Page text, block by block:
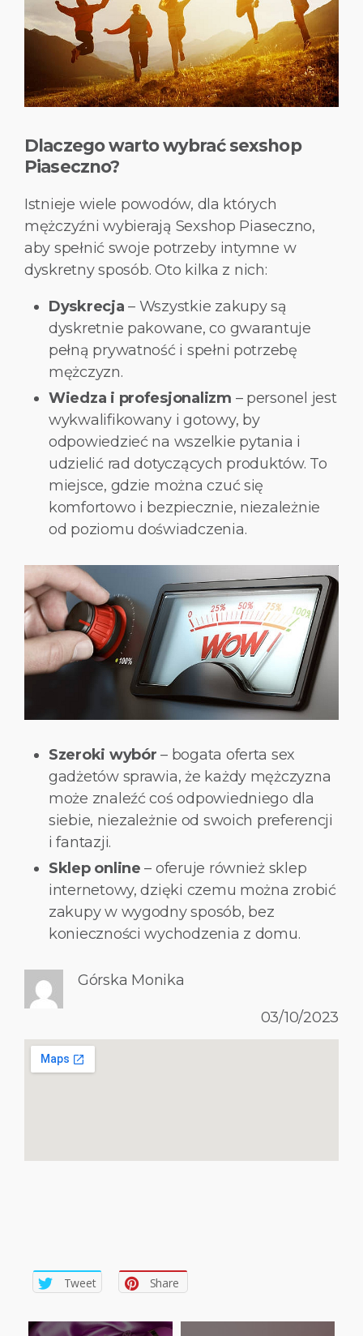
Dlaczego warto wybrać sexshop
Piaseczno?
Istnieje wiele powodów, dla których
mężczyźni wybierają Sexshop Piaseczno,
aby spełnić swoje potrzeby intymne w
dyskretny sposób. Oto kilka z nich:
Dyskrecja – Wszystkie zakupy są
dyskretnie pakowane, co gwarantuje
pełną prywatność i spełni potrzebę
mężczyzn.
Wiedza i profesjonalizm – personel jest
wykwalifikowany i gotowy, by
odpowiedzieć na wszelkie pytania i
udzielić rad dotyczących produktów. To
miejsce, gdzie można czuć się
komfortowo i bezpiecznie, niezależnie
od poziomu doświadczenia.
Szeroki wybór – bogata oferta sex
gadżetów sprawia, że każdy mężczyzna
może znaleźć coś odpowiedniego dla
siebie, niezależnie od swoich preferencji
i fantazji.
Sklep online – oferuje również sklep
internetowy, dzięki czemu można zrobić
zakupy w wygodny sposób, bez
konieczności wychodzenia z domu.
Górska Monika
03/10/2023
Tweet Share